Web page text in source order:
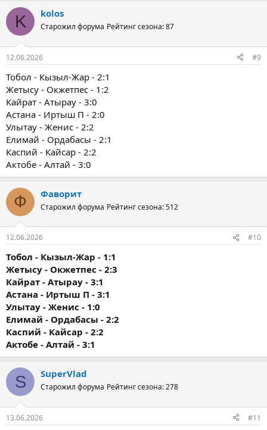
K kolos
Старожил форума Рейтинг сезона: 87
12.06.2026 #9
Тобол - Кызыл-Жар - 2:1
Жетысу - Окжетпес - 1:2
Кайрат - Атырау - 3:0
Астана - Иртыш П - 2:0
Улытау - Женис - 2:2
Елимай - Ордабасы - 2:1
Каспий - Кайсар - 2:2
Актобе - Алтай - 3:0
Ф Фаворит
Старожил форума Рейтинг сезона: 512
12.06.2026 #10
Тобол - Кызыл-Жар - 1:1
Жетысу - Окжетпес - 2:3
Кайрат - Атырау - 3:1
Астана - Иртыш П - 3:1
Улытау - Женис - 1:0
Елимай - Ордабасы - 2:2
Каспий - Кайсар - 2:2
Актобе - Алтай - 3:1
S SuperVlad
Старожил форума Рейтинг сезона: 278
13.06.2026 #11